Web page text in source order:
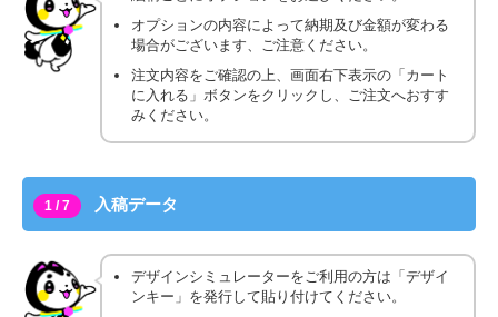
オプションの内容によって納期及び金額が変わる
場合がございます、ご注意ください。
注文内容をご確認の上、画面右下表示の「カート
に入れる」ボタンをクリックし、ご注文へおすす
みください。
1 / 7 入稿データ
デザインシミュレーターをご利用の方は「デザイ
ンキー」を発行して貼り付けてください。